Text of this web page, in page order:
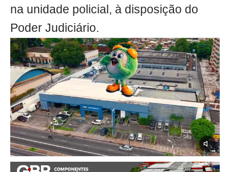
na unidade policial, à disposição do
Poder Judiciário.